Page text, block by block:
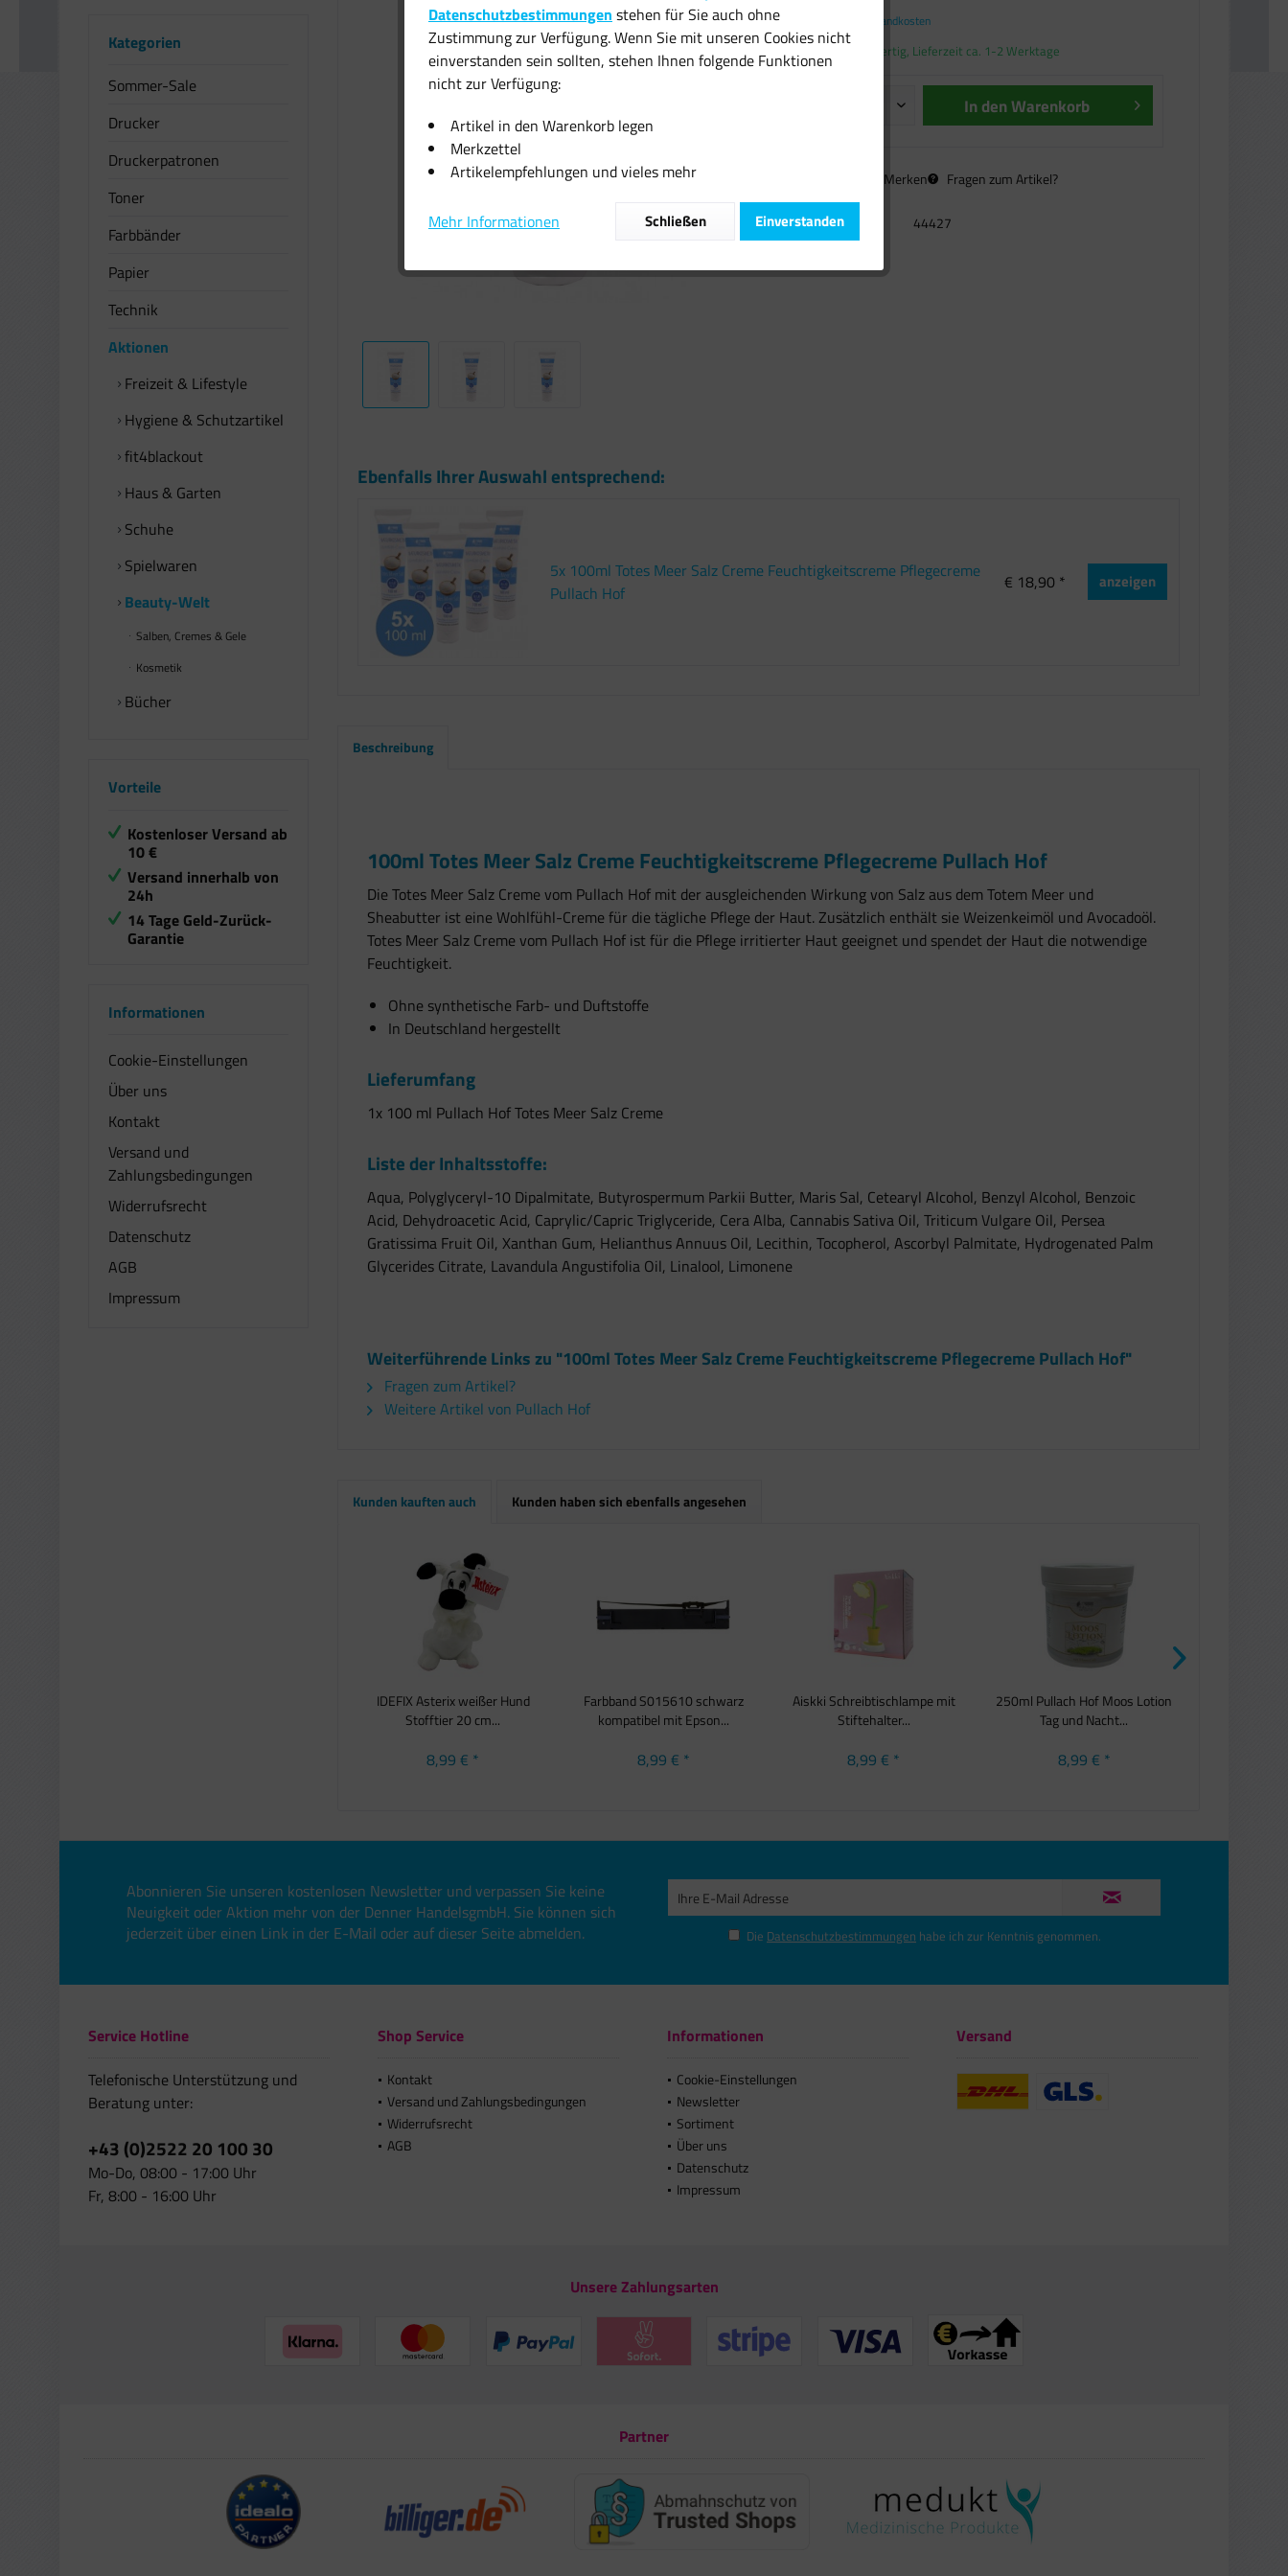
Kategorien
Sommer-Sale
Drucker
Druckerpatronen
Toner
Farbbänder
Papier
Technik
Aktionen
Freizeit & Lifestyle
Hygiene & Schutzartikel
fit4blackout
Haus & Garten
Schuhe
Spielwaren
Beauty-Welt
Salben, Cremes & Gele
Kosmetik
Bücher
Vorteile
Kostenloser Versand ab
10 €
Versand innerhalb von
24h
14 Tage Geld-Zurück-
Garantie
Informationen
Cookie-Einstellungen
Über uns
Kontakt
Versand und
Zahlungsbedingungen
Widerrufsrecht
Datenschutz
AGB
Impressum
inkl. MwSt. zzgl. Versandkosten
Sofort versandfertig, Lieferzeit ca. 1-2 Werktage
In denWarenkorb
Merken Fragen zum Artikel?
Artikel-Nr.: 44427
Ebenfalls Ihrer Auswahl entsprechend:
5x 100ml Totes Meer Salz Creme Feuchtigkeitscreme Pflegecreme
Pullach Hof
€ 18,90 * anzeigen
Beschreibung
100ml Totes Meer Salz Creme Feuchtigkeitscreme Pflegecreme Pullach Hof
Die Totes Meer Salz Creme vom Pullach Hof mit der ausgleichenden Wirkung von Salz aus dem Totem Meer und
Sheabutter ist eine Wohlfühl-Creme für die tägliche Pflege der Haut. Zusätzlich enthält sie Weizenkeimöl und Avocadoöl.
Totes Meer Salz Creme vom Pullach Hof ist für die Pflege irritierter Haut geeignet und spendet der Haut die notwendige
Feuchtigkeit.
Ohne synthetische Farb- und Duftstoffe
In Deutschland hergestellt
Lieferumfang
1x 100 ml Pullach Hof Totes Meer Salz Creme
Liste der Inhaltsstoffe:
Aqua, Polyglyceryl-10 Dipalmitate, Butyrospermum Parkii Butter, Maris Sal, Cetearyl Alcohol, Benzyl Alcohol, Benzoic
Acid, Dehydroacetic Acid, Caprylic/Capric Triglyceride, Cera Alba, Cannabis Sativa Oil, Triticum Vulgare Oil, Persea
Gratissima Fruit Oil, Xanthan Gum, Helianthus Annuus Oil, Lecithin, Tocopherol, Ascorbyl Palmitate, Hydrogenated Palm
Glycerides Citrate, Lavandula Angustifolia Oil, Linalool, Limonene
Weiterführende Links zu "100ml Totes Meer Salz Creme Feuchtigkeitscreme Pflegecreme Pullach Hof"
Fragen zum Artikel?
Weitere Artikel von Pullach Hof
Kunden kauften auch Kunden haben sich ebenfalls angesehen
IDEFIX Asterix weißer Hund
Stofftier 20 cm...
8,99 € *
Farbband S015610 schwarz
kompatibel mit Epson...
8,99 € *
Aiskki Schreibtischlampe mit
Stiftehalter...
8,99 € *
250ml Pullach Hof Moos Lotion
Tag und Nacht...
8,99 € *
Abonnieren Sie unseren kostenlosen Newsletter und verpassen Sie keine
Neuigkeit oder Aktion mehr von der Denner HandelsgmbH. Sie können sich
jederzeit über einen Link in der E-Mail oder auf dieser Seite abmelden.
Die Datenschutzbestimmungen habe ich zur Kenntnis genommen.
Service Hotline
Telefonische Unterstützung und
Beratung unter:
+43 (0)2522 20 100 30
Mo-Do, 08:00 - 17:00 Uhr
Fr, 8:00 - 16:00 Uhr
Shop Service
Kontakt
Versand und Zahlungsbedingungen
Widerrufsrecht
AGB
Informationen
Cookie-Einstellungen
Newsletter
Sortiment
Über uns
Datenschutz
Impressum
Versand
Unsere Zahlungsarten
Partner
Datenschutzbestimmungen stehen für Sie auch ohne
Zustimmung zur Verfügung. Wenn Sie mit unseren Cookies nicht
einverstanden sein sollten, stehen Ihnen folgende Funktionen
nicht zur Verfügung:
Artikel in den Warenkorb legen
Merkzettel
Artikelempfehlungen und vieles mehr
Mehr Informationen Einverstanden
Schließen